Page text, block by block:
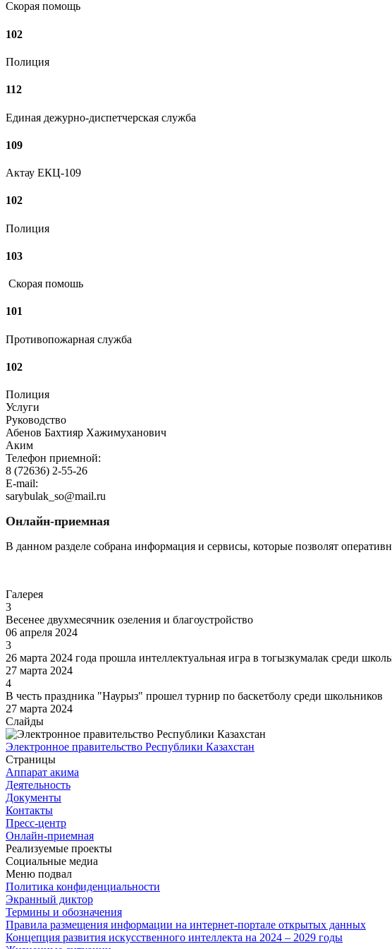
Скорая помощь
102
Полиция
112
Единая дежурно-диспетчерская служба
109
Актау ЕКЦ-109
102
Полиция
103
Скорая помошь
101
Противопожарная служба
102
Полиция
Услуги
Руководство
Абенов Бахтияр Хажимуханович
Аким
Телефон приемной:
8 (72636) 2-55-26
E-mail:
sarybulak_so@mail.ru
Онлайн-приемная
В данном разделе собрана информация и сервисы, которые позволят
Галерея
3
Весенее двухмесячник озеления и благоустройство
06 апреля 2024
3
26 марта 2024 года прошла интеллектуальная игра в тогызкумалак среди
27 марта 2024
4
В честь праздника "Наурыз" прошел турнир по баскетболу среди школьников
27 марта 2024
Слайды
Электронное правительство Республики Казахстан
Страницы
Аппарат акима
Деятельность
Документы
Контакты
Пресс-центр
Онлайн-приемная
Реализуемые проекты
Социальные медиа
Меню подвал
Политика конфиденциальности
Экранный диктор
Термины и обозначения
Правила размещения информации на интернет-портале открытых данных
Концепция развития искусственного интеллекта на 2024 – 2029 годы